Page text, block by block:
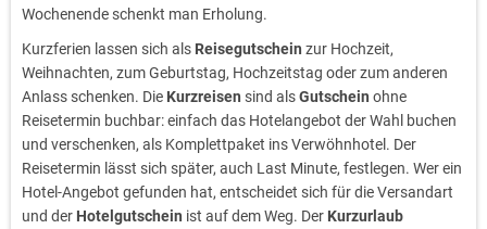
Wochenende schenkt man Erholung.
Kurzferien lassen sich als Reisegutschein zur Hochzeit,
Weihnachten, zum Geburtstag, Hochzeitstag oder zum anderen
Anlass schenken. Die Kurzreisen sind alsGutschein ohne
Reisetermin buchbar: einfach das Hotelangebot der Wahl buchen
und verschenken, als Komplettpaket ins Verwöhnhotel. Der
Reisetermin lässt sich später, auch Last Minute, festlegen. Wer ein
Hotel-Angebot gefunden hat, entscheidet sich für die Versandart
und der Hotelgutschein ist auf dem Weg. Der Kurzurlaub